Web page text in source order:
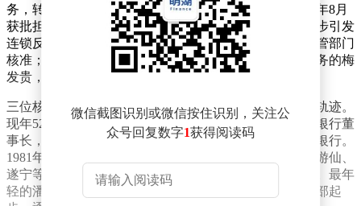
务，转任副行长。这位1986年出生的年轻高管，自2024年8月
获批担任行长以来，在任时间不足两年。其职务变动同步引发
连锁反应：原拟任董事长刘敏改任行长，任职资格待监管部门
核准；而更令人意外的是，2025年10月已辞任董事长职务的梅
发贵，在时隔八个月后重新当选董事长。
三位核心管理层的履历折射出四川农信系统的人才流动轨迹。
现年52岁的梅发贵是系统内资深干将，曾担任宜宾农商银行董
事长，2023年11月至2025年10月期间短暂执掌绵阳农商银行。
1981年出生的刘敏具有跨区域管理经验，先后在营山、游仙、
遂宁等地任职，2025年10月调回绵阳时原定出任董事长。最年
轻的潘德风则长期扎根基层，从泸州农商银行风险合规部起
微信截图识别或微信按住识别，关注公
众号回复数字1获得阅读码